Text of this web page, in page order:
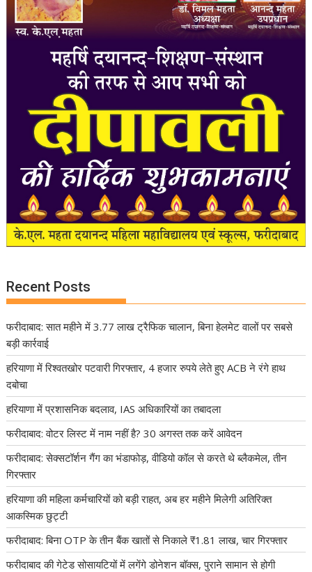
Recent Posts
फरीदाबाद: सात महीने में 3.77 लाख ट्रैफिक चालान, बिना हेलमेट वालों पर सबसे
बड़ी कार्रवाई
हरियाणा में रिश्वतखोर पटवारी गिरफ्तार, 4 हजार रुपये लेते हुए ACB ने रंगे हाथ
दबोचा
हरियाणा में प्रशासनिक बदलाव, IAS अधिकारियों का तबादला
फरीदाबाद: वोटर लिस्ट में नाम नहीं है? 30 अगस्त तक करें आवेदन
फरीदाबाद: सेक्सटॉर्शन गैंग का भंडाफोड़, वीडियो कॉल से करते थे ब्लैकमेल, तीन
गिरफ्तार
हरियाणा की महिला कर्मचारियों को बड़ी राहत, अब हर महीने मिलेगी अतिरिक्त
आकस्मिक छुट्टी
फरीदाबाद: बिना OTP के तीन बैंक खातों से निकाले ₹1.81 लाख, चार गिरफ्तार
फरीदाबाद की गेटेड सोसायटियों में लगेंगे डोनेशन बॉक्स, पुराने सामान से होगी